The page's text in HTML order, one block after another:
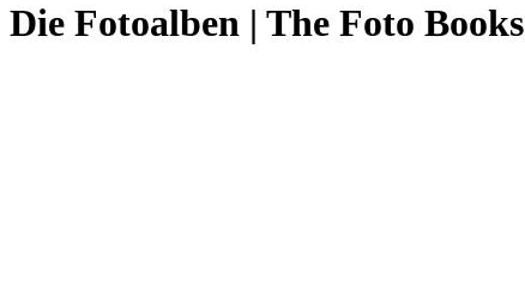
Die Fotoalben | The Foto Books